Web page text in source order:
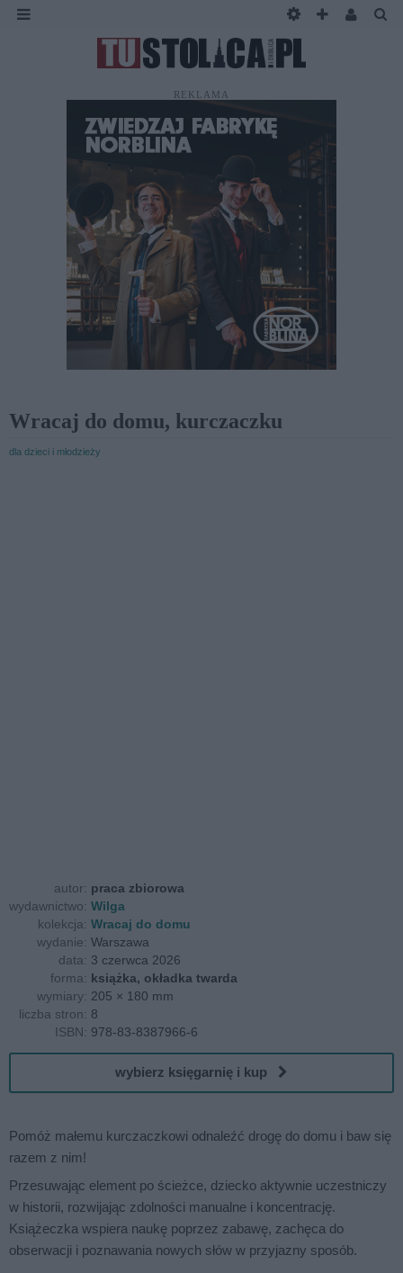
REKLAMA
Wracaj do domu, kurczaczku
dla dzieci i młodzieży
autor: praca zbiorowa
wydawnictwo: Wilga
kolekcja: Wracaj do domu
wydanie: Warszawa
data: 3 czerwca 2026
forma: książka, okładka twarda
wymiary: 205 × 180 mm
liczba stron: 8
ISBN: 978-83-8387966-6
wybierz księgarnię i kup
Pomóż małemu kurczaczkowi odnaleźć drogę do domu i baw się
razem z nim!
Przesuwając element po ścieżce, dziecko aktywnie uczestniczy
w historii, rozwijając zdolności manualne i koncentrację.
Książeczka wspiera naukę poprzez zabawę, zachęca do
obserwacji i poznawania nowych słów w przyjazny sposób.